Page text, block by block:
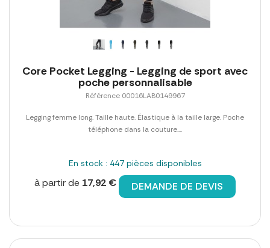
Core Pocket Legging - Legging de sport avec
poche personnalisable
Référence 00016LAB0149967
Legging femme long. Taille haute. Élastique à la taille large. Poche
téléphone dans la couture....
En stock : 447 pièces disponibles
à partir de 17,92 € DEMANDE DE DEVIS